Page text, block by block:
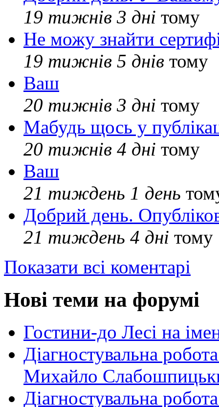
19 тижнів 3 дні тому
Не можу знайти
19 тижнів 5 днів тому
Ваш
20 тижнів 3 дні тому
Мабудь щось у
20 тижнів 4 дні тому
Ваш
21 тиждень 1 день
Добрий день.
21 тиждень 4 дні тому
Показати всі коментарі
Нові теми на форумі
Гостини-до Лесі на
Діагностувальна
Михайло
Діагностувальна